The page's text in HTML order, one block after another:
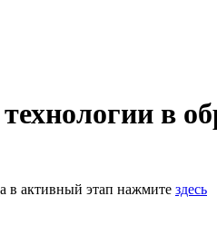
в
в активный этап нажмите здесь